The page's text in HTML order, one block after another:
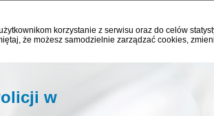
korzystanie z serwisu oraz do celów
że możesz samodzielnie zarządzać cookies,
w